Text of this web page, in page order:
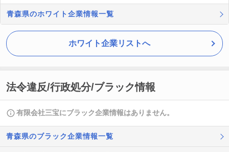
青森県のホワイト企業情報一覧
ホワイト企業リストへ
法令違反/行政処分/ブラック情報
有限会社三宝にブラック企業情報はありません。
青森県のブラック企業情報一覧